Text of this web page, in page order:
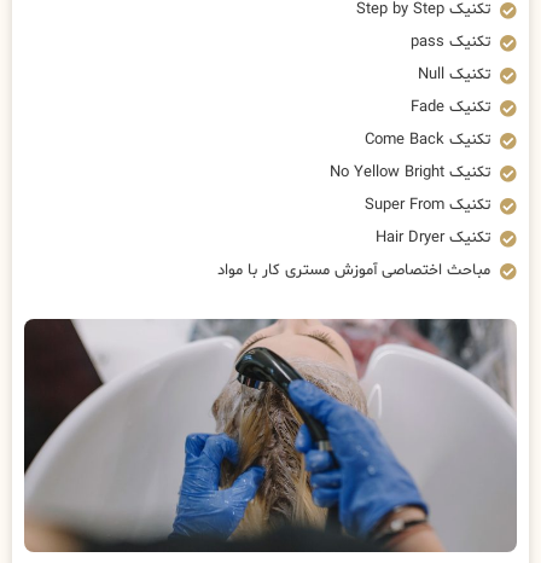
تکنیک Step by Step
تکنیک pass
تکنیک Null
تکنیک Fade
تکنیک Come Back
تکنیک No Yellow Bright
تکنیک Super From
تکنیک Hair Dryer
مباحث اختصاصی آموزش مستری کار با مواد